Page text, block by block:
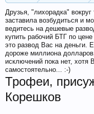
Друзья, "лихорадка" вокруг
заставила возбудиться и
ведитесь на дешевые
купить рабочий БТГ по
это развод Вас на деньги.
дороже миллиона
исключений пока нет, хотя
самостоятельно... :-)
Трофеи,
Корешков